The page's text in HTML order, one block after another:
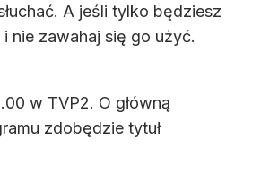
A jeśli tylko będziesz
nie zawahaj się go użyć.
w TVP2. O główną
zdobędzie tytuł